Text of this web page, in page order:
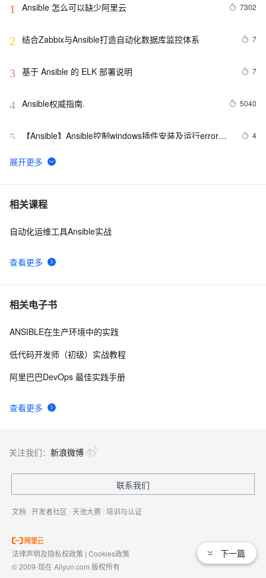
1 Ansible 怎么可以缺少阿里云 7302
2 结合Zabbix与Ansible打造自动化数据库监控体系 7
3 基于 Ansible 的 ELK 部署说明 7
4 Ansible权威指南. 5040
5
【Ansible】Ansible控制windows插件安装及运行error与
4
6 基于资源编排和 Ansible 在 VPC 下快速交付应用
7 一星期没完成Ansible任务
8 ansible实战与配置 Ⅱ
9 「译文」如何在 Ansible 中复制多个文件和目录
10
相关课程
查看更多
自动化运维工具Ansible实战
相关电子书
查看更多
ANSIBLE在生产环境中的实践
低代码开发师（初级）实战教程
阿里巴巴DevOps 最佳实践手册
下一篇
关注我们： 新浪微博
联系我们
文档 | 开发者社区 | 天池大赛 | 培训与认证
法律声明及隐私权政策 | Cookies政策
© 2009-现在 Aliyun.com 版权所有